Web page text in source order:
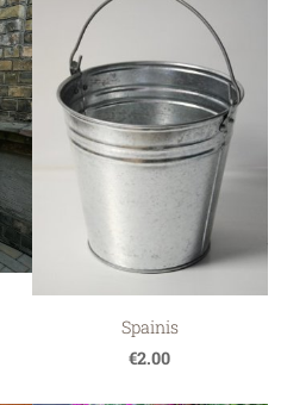
Spainis
€2.00